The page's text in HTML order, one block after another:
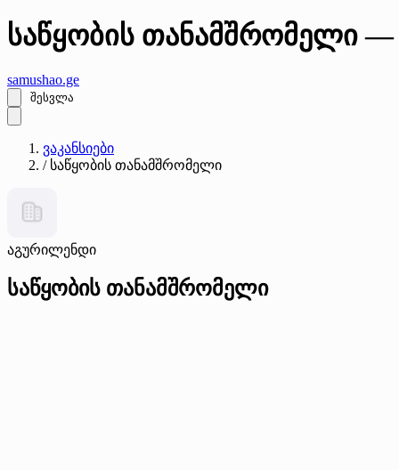
საწყობის თანამშრომელი
samushao.ge
შესვლა
ვაკანსიები
/ საწყობის თანამშრომელი
აგურილენდი
საწყობის თანამშრომელი